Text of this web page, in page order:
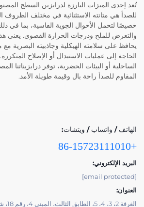
تُعد إحدى الميزات البارزة لدرابزين السطح
للصدأ هي متانته الاستثنائية في مختلف الظروف
خصيصًا لتحمل الأحوال الجوية القاسية، بما في
والتعرض للملح ودرجات الحرارة القصوى. يعني
يحافظ على سلامته الهيكلية وجاذبيته البصرية
الحاجة إلى عمليات الاستبدال أو الإصلاح
الساحلية أو البيئات الحضرية، توفر درابزيناتنا
المقاوم للصدأ راحة بال وقيمة طويلة الأمد.
الهاتف / واتساب / ويتشات:
+86-15723111010
البريد الإلكتروني:
[email protected]
العنوان: